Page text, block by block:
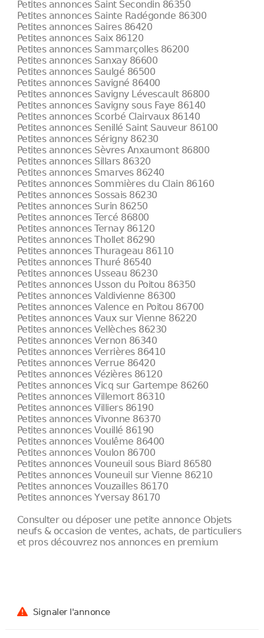
Petites annonces Saint Secondin 86350
Petites annonces Sainte Radégonde 86300
Petites annonces Saires 86420
Petites annonces Saix 86120
Petites annonces Sammarçolles 86200
Petites annonces Sanxay 86600
Petites annonces Saulgé 86500
Petites annonces Savigné 86400
Petites annonces Savigny Lévescault 86800
Petites annonces Savigny sous Faye 86140
Petites annonces Scorbé Clairvaux 86140
Petites annonces Senillé Saint Sauveur 86100
Petites annonces Sérigny 86230
Petites annonces Sèvres Anxaumont 86800
Petites annonces Sillars 86320
Petites annonces Smarves 86240
Petites annonces Sommières du Clain 86160
Petites annonces Sossais 86230
Petites annonces Surin 86250
Petites annonces Tercé 86800
Petites annonces Ternay 86120
Petites annonces Thollet 86290
Petites annonces Thurageau 86110
Petites annonces Thuré 86540
Petites annonces Usseau 86230
Petites annonces Usson du Poitou 86350
Petites annonces Valdivienne 86300
Petites annonces Valence en Poitou 86700
Petites annonces Vaux sur Vienne 86220
Petites annonces Vellèches 86230
Petites annonces Vernon 86340
Petites annonces Verrières 86410
Petites annonces Verrue 86420
Petites annonces Vézières 86120
Petites annonces Vicq sur Gartempe 86260
Petites annonces Villemort 86310
Petites annonces Villiers 86190
Petites annonces Vivonne 86370
Petites annonces Vouillé 86190
Petites annonces Voulême 86400
Petites annonces Voulon 86700
Petites annonces Vouneuil sous Biard 86580
Petites annonces Vouneuil sur Vienne 86210
Petites annonces Vouzailles 86170
Petites annonces Yversay 86170
Consulter ou déposer une petite annonce Objets
neufs & occasion de ventes, achats, de particuliers
et pros découvrez nos annonces en premium
Signaler l'annonce